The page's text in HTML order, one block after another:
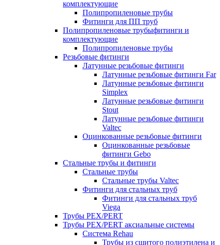
комплектующие
Полипропиленовые трубы
Фитинги для ПП труб
Полипропиленовые трубыфитинги и
комплектующие
Полипропиленовые трубы
Резьбовые фитинги
Латунные резьбовые фитинги
Латунные резьбовые фитинги Far
Латунные резьбовые фитинги
Simplex
Латунные резьбовые фитинги
Stout
Латунные резьбовые фитинги
Valtec
Оцинкованные резьбовые фитинги
Оцинкованные резьбовые
фитинги Gebo
Стальные трубы и фитинги
Стальные трубы
Стальные трубы Valtec
Фитинги для стальных труб
Фитинги для стальных труб
Viega
Трубы PEX/PERT
Трубы PEX/PERT аксиальные системы
Система Rehau
Трубы из сшитого полиэтилена и